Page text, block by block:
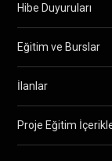
Hibe Duyuruları
Eğitim ve Burslar
İlanlar
Proje Eğitim